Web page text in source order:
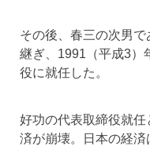
その後、春三の次男
継ぎ、1991（平成3）
役に就任した。
好功の代表取締役就
済が崩壊。日本の経